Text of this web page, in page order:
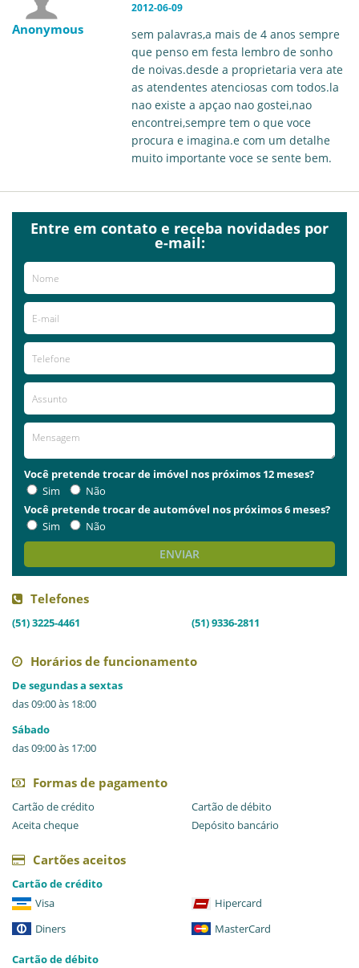
Anonymous
2012-06-09
sem palavras,a mais de 4 anos sempre
que penso em festa lembro de sonho
de noivas.desde a proprietaria vera ate
as atendentes atenciosas com todos.la
nao existe a apçao nao gostei,nao
encontrei,sempre tem o que voce
procura e imagina.e com um detalhe
muito importante voce se sente bem.
Entre em contato e receba novidades por
e-mail:
Você pretende trocar de imóvel nos próximos 12 meses?
Sim
Não
Você pretende trocar de automóvel nos próximos 6 meses?
Sim
Não
ENVIAR
Telefones
(51) 3225-4461 (51) 9336-2811
Horários de funcionamento
De segundas a sextas
das 09:00 às 18:00
Sábado
das 09:00 às 17:00
Formas de pagamento
Cartão de crédito
Cartão de débito
Aceita cheque
Depósito bancário
Cartões aceitos
Cartão de crédito
Visa
Hipercard
Diners
MasterCard
Cartão de débito